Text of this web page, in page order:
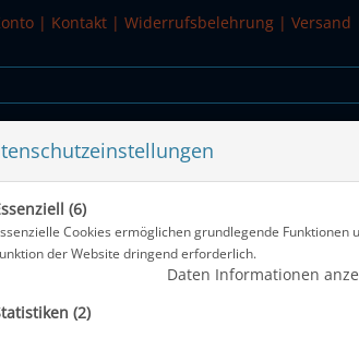
| Kontakt | Widerrufsbelehrung | Versand
WASSERSPORT
(6)
Cookies ermöglichen grundlegende Funktionen
der Website dringend erforderlich.
Daten Informationen
(2)